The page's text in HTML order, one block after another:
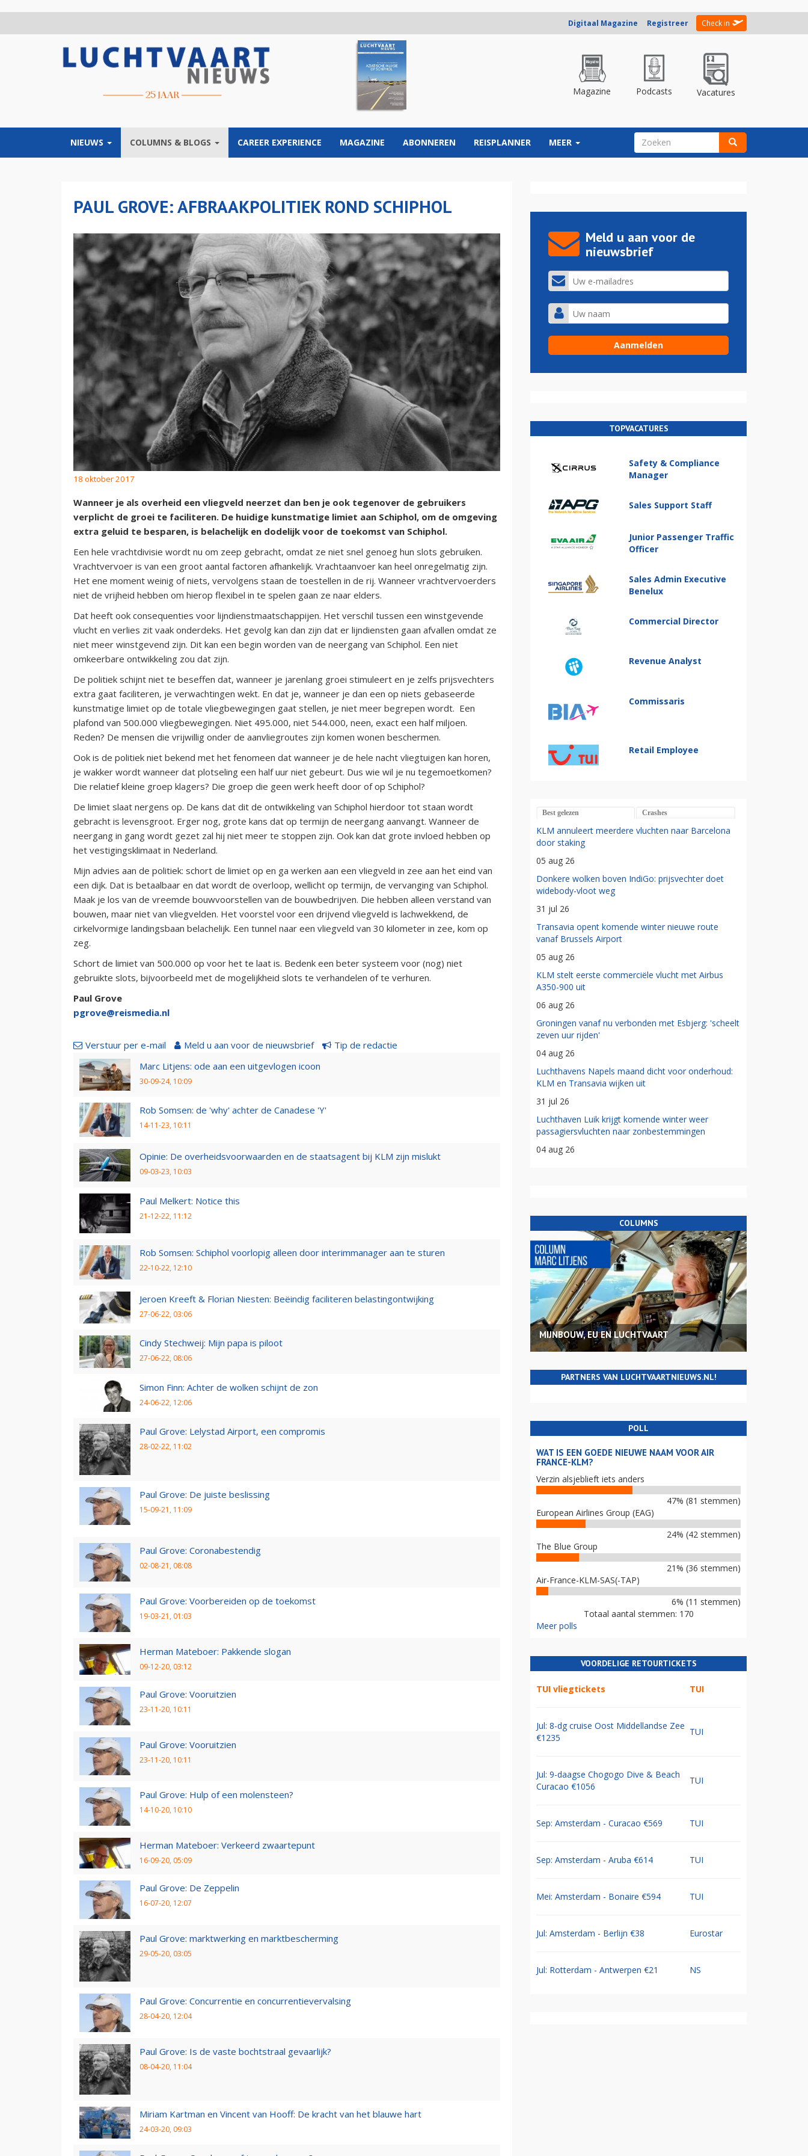
Digitaal Magazine Registreer Check in
Magazine Podcasts Vacatures
NIEUWS COLUMNS & BLOGS CAREER EXPERIENCE MAGAZINE ABONNEREN REISPLANNER MEER ZOEKVELD
PAUL GROVE: AFBRAAKPOLITIEK ROND SCHIPHOL
18 oktober 2017
Wanneer je als overheid een vliegveld neerzet dan ben je ook tegenover de gebruikers
verplicht de groei te faciliteren. De huidige kunstmatige limiet aan Schiphol, om de omgeving
extra geluid te besparen, is belachelijk en dodelijk voor de toekomst van Schiphol.
Een hele vrachtdivisie wordt nu om zeep gebracht, omdat ze niet snel genoeg hun slots gebruiken.
Vrachtvervoer is van een groot aantal factoren afhankelijk. Vrachtaanvoer kan heel onregelmatig zijn.
Het ene moment weinig of niets, vervolgens staan de toestellen in de rij. Wanneer vrachtvervoerders
niet de vrijheid hebben om hierop flexibel in te spelen gaan ze naar elders.
Dat heeft ook consequenties voor lijndienstmaatschappijen. Het verschil tussen een winstgevende
vlucht en verlies zit vaak onderdeks. Het gevolg kan dan zijn dat er lijndiensten gaan afvallen omdat ze
niet meer winstgevend zijn. Dit kan een begin worden van de neergang van Schiphol. Een niet
omkeerbare ontwikkeling zou dat zijn.
De politiek schijnt niet te beseffen dat, wanneer je jarenlang groei stimuleert en je zelfs prijsvechters
extra gaat faciliteren, je verwachtingen wekt. En dat je, wanneer je dan een op niets gebaseerde
kunstmatige limiet op de totale vliegbewegingen gaat stellen, je niet meer begrepen wordt. Een
plafond van 500.000 vliegbewegingen. Niet 495.000, niet 544.000, neen, exact een half miljoen.
Reden? De mensen die vrijwillig onder de aanvliegroutes zijn komen wonen beschermen.
Ook is de politiek niet bekend met het fenomeen dat wanneer je de hele nacht vliegtuigen kan horen,
je wakker wordt wanneer dat plotseling een half uur niet gebeurt. Dus wie wil je nu tegemoetkomen?
Die relatief kleine groep klagers? Die groep die geen werk heeft door of op Schiphol?
De limiet slaat nergens op. De kans dat dit de ontwikkeling van Schiphol hierdoor tot staan wordt
gebracht is levensgroot. Erger nog, grote kans dat op termijn de neergang aanvangt. Wanneer de
neergang in gang wordt gezet zal hij niet meer te stoppen zijn. Ook kan dat grote invloed hebben op
het vestigingsklimaat in Nederland.
Mijn advies aan de politiek: schort de limiet op en ga werken aan een vliegveld in zee aan het eind van
een dijk. Dat is betaalbaar en dat wordt de overloop, wellicht op termijn, de vervanging van Schiphol.
Maak je los van de vreemde bouwvoorstellen van de bouwbedrijven. Die hebben alleen verstand van
bouwen, maar niet van vliegvelden. Het voorstel voor een drijvend vliegveld is lachwekkend, de
cirkelvormige landingsbaan belachelijk. Een tunnel naar een vliegveld van 30 kilometer in zee, kom op
zeg.
Schort de limiet van 500.000 op voor het te laat is. Bedenk een beter systeem voor (nog) niet
gebruikte slots, bijvoorbeeld met de mogelijkheid slots te verhandelen of te verhuren.
Paul Grove
pgrove@reismedia.nl
Verstuur per e-mail Meld u aan voor de nieuwsbrief
Tip de redactie
Marc Litjens: ode aan een uitgevlogen icoon
30-09-24, 10:09
Rob Somsen: de 'why' achter de Canadese 'Y'
14-11-23, 10:11
Opinie: De overheidsvoorwaarden en de staatsagent bij KLM zijn mislukt
09-03-23, 10:03
Paul Melkert: Notice this
21-12-22, 11:12
Rob Somsen: Schiphol voorlopig alleen door interimmanager aan te sturen
22-10-22, 12:10
Jeroen Kreeft & Florian Niesten: Beëindig faciliteren belastingontwijking
27-06-22, 03:06
Cindy Stechweij: Mijn papa is piloot
27-06-22, 08:06
Simon Finn: Achter de wolken schijnt de zon
24-06-22, 12:06
Paul Grove: Lelystad Airport, een compromis
28-02-22, 11:02
Paul Grove: De juiste beslissing
15-09-21, 11:09
Paul Grove: Coronabestendig
02-08-21, 08:08
Paul Grove: Voorbereiden op de toekomst
19-03-21, 01:03
Herman Mateboer: Pakkende slogan
09-12-20, 03:12
Paul Grove: Vooruitzien
23-11-20, 10:11
Paul Grove: Vooruitzien
23-11-20, 10:11
Paul Grove: Hulp of een molensteen?
14-10-20, 10:10
Herman Mateboer: Verkeerd zwaartepunt
16-09-20, 05:09
Paul Grove: De Zeppelin
16-07-20, 12:07
Paul Grove: marktwerking en marktbescherming
29-05-20, 03:05
Paul Grove: Concurrentie en concurrentievervalsing
28-04-20, 12:04
Paul Grove: Is de vaste bochtstraal gevaarlijk?
08-04-20, 11:04
Miriam Kartman en Vincent van Hooff: De kracht van het blauwe hart
24-03-20, 09:03
Meld u aan voor de
nieuwsbrief
TOPVACATURES
Safety & Compliance
Manager
Sales Support Staff
Junior Passenger Traffic
Officer
Sales Admin Executive
Benelux
Commercial Director
Revenue Analyst
Commissaris
Retail Employee
Best gelezen Crashes
KLM annuleert meerdere vluchten naar Barcelona
door staking
05 aug 26
Donkere wolken boven IndiGo: prijsvechter doet
widebody-vloot weg
31 jul 26
Transavia opent komende winter nieuwe route
vanaf Brussels Airport
05 aug 26
KLM stelt eerste commerciële vlucht met Airbus
A350-900 uit
06 aug 26
Groningen vanaf nu verbonden met Esbjerg: 'scheelt
zeven uur rijden'
04 aug 26
Luchthavens Napels maand dicht voor onderhoud:
KLM en Transavia wijken uit
31 jul 26
Luchthaven Luik krijgt komende winter weer
passagiersvluchten naar zonbestemmingen
04 aug 26
COLUMNS
MIJNBOUW, EU EN LUCHTVAART
PARTNERS VAN LUCHTVAARTNIEUWS.NL!
POLL
WAT IS EEN GOEDE NIEUWE NAAM VOOR AIR
FRANCE-KLM?
Verzin alsjeblieft iets anders
47% (81 stemmen)
European Airlines Group (EAG)
24% (42 stemmen)
The Blue Group
21% (36 stemmen)
Air-France-KLM-SAS(-TAP)
6% (11 stemmen)
Totaal aantal stemmen: 170
Meer polls
VOORDELIGE RETOURTICKETS
TUI vliegtickets TUI
Jul: 8-dg cruise Oost Middellandse Zee
€1235
TUI
Jul: 9-daagse Chogogo Dive & Beach
Curacao €1056
TUI
Sep: Amsterdam - Curacao €569 TUI
Sep: Amsterdam - Aruba €614 TUI
Mei: Amsterdam - Bonaire €594 TUI
Jul: Amsterdam - Berlijn €38 Eurostar
Jul: Rotterdam - Antwerpen €21 NS